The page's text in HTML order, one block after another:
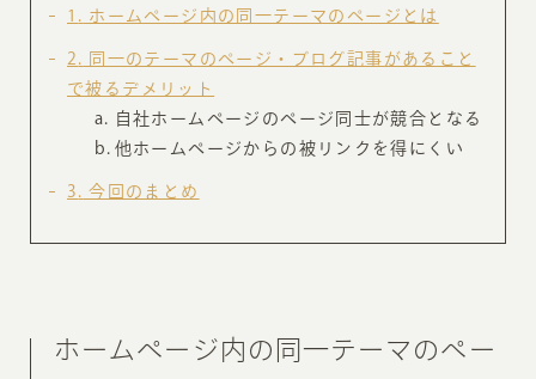
1 ホームページ内の同一テーマのページとは
2
同一のテーマのページ・ブログ記事があること
で被るデメリット
自社ホームページのページ同士が競合となる
他ホームページからの被リンクを得にくい
3 今回のまとめ
ホームページ内の同一テーマのペー